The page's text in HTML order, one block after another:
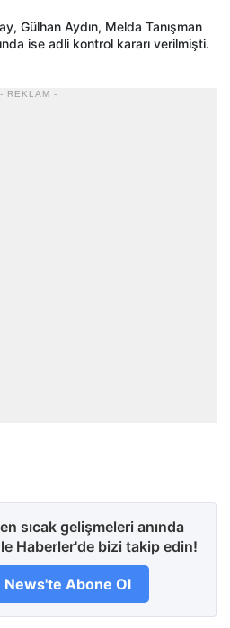
Gülhan Aydın, Melda Tanışman
ise adli kontrol kararı verilmişti.
- REKLAM -
sıcak gelişmeleri anında
Haberler'de bizi takip edin!
News'te Abone Ol